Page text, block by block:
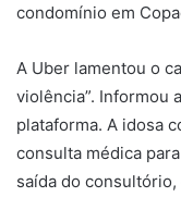
condomínio em
A Uber lamentou o
violência”. Informou
plataforma. A idosa
consulta médica
saída do